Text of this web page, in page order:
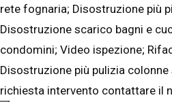
rete fognaria; Disostruzione più
Disostruzione scarico bagni e
condomini; Video ispezione;
Disostruzione più pulizia
richiesta intervento contattare il